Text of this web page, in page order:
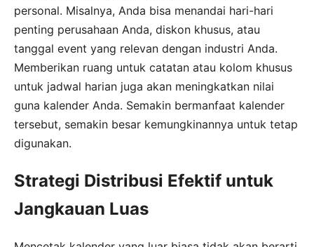
personal. Misalnya, Anda bisa menandai hari-hari
penting perusahaan Anda, diskon khusus, atau
tanggal event yang relevan dengan industri Anda.
Memberikan ruang untuk catatan atau kolom khusus
untuk jadwal harian juga akan meningkatkan nilai
guna kalender Anda. Semakin bermanfaat kalender
tersebut, semakin besar kemungkinannya untuk tetap
digunakan.
Strategi Distribusi Efektif untuk
Jangkauan Luas